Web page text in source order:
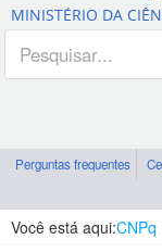
MINISTÉRIO DA
Perguntas frequentes
Você está aqui:CNPq